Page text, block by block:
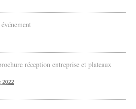
réception entreprise et plateaux
2022